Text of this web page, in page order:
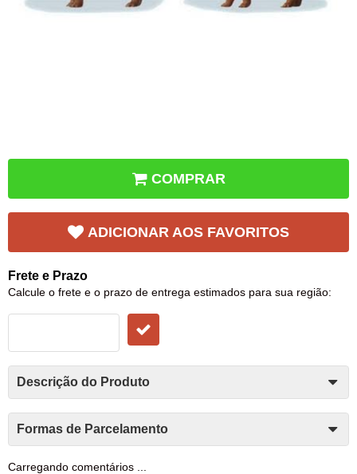
COMPRAR
ADICIONAR AOS FAVORITOS
Frete e Prazo
Calcule o frete e o prazo de entrega estimados para sua região:
Descrição do Produto
Formas de Parcelamento
Carregando comentários ...